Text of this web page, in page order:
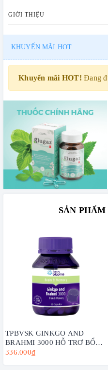
GIỚI THIỆU
KHUYẾN MÃI HOT
Khuyến mãi HOT! Đang
SẢN
TPBVSK GINKGO AND
BRAHMI 3000 HỖ TRỢ BỔ
NÃO - HENRY BLOOMS (30
336.000₫